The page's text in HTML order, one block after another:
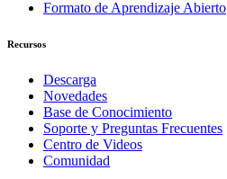
Formato de Aprendizaje Abierto
Recursos
Descarga
Novedades
Base de Conocimiento
Soporte y Preguntas Frecuentes
Centro de Videos
Comunidad